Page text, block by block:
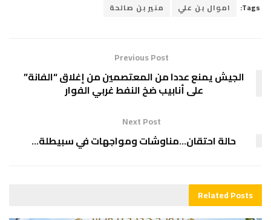
Tags: اموال بن علي منير بن صالحة
Previous Post
الجيش يمنع عددا من المعتصمين من إغلاق “الفانة”
على أنابيب ضخ النفط غربي الفوار
Next Post
حالة احتقان…مناوشات ومواجهات في سبيطلة…
RelatedPosts